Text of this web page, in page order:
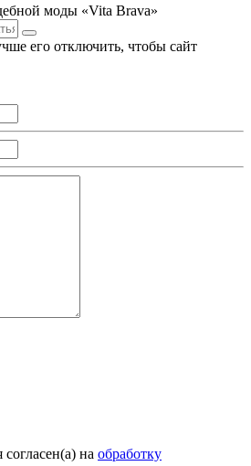
моды «Vita Brava»
его отключить, чтобы сайт
на обработку